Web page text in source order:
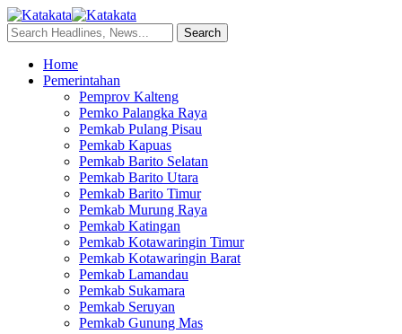
Home
Pemerintahan
Pemprov Kalteng
Pemko Palangka Raya
Pemkab Pulang Pisau
Pemkab Kapuas
Pemkab Barito Selatan
Pemkab Barito Utara
Pemkab Barito Timur
Pemkab Murung Raya
Pemkab Katingan
Pemkab Kotawaringin Timur
Pemkab Kotawaringin Barat
Pemkab Lamandau
Pemkab Sukamara
Pemkab Seruyan
Pemkab Gunung Mas